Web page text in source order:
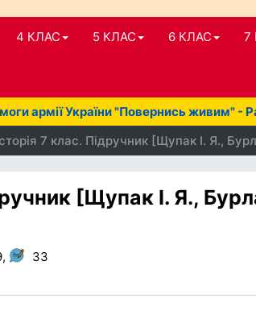
4 КЛАС 5 КЛАС 6 КЛАС 7
армії України "Повернись живим" -
7 клас. Підручник [Щупак І. Я.,
[Щупак І. Я.,
33